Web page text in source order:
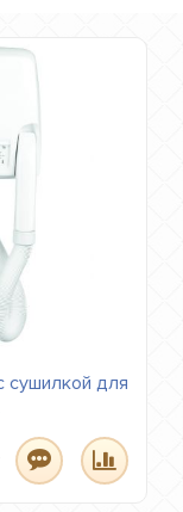
сушилкой для